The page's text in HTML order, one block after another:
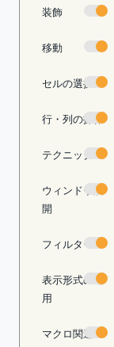
装飾
移動
セルの選択
行・列の操作
テクニック
ウィンドウ展
開
フィルター
表示形式の適
用
マクロ関連